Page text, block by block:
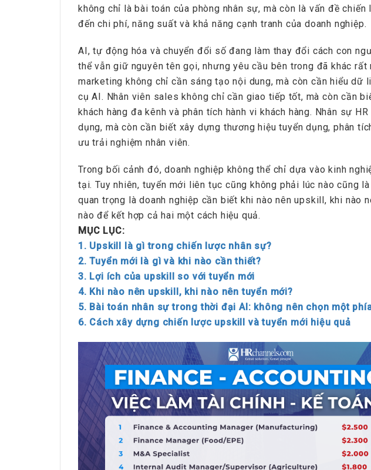
không chỉ là bài toán của phòng nhân sự, mà còn là vấn đề
đến chi phí, năng suất và khả năng cạnh tranh của doanh nghiệp.
AI, tự động hóa và chuyển đổi số đang làm thay đổi cách con
thể vẫn giữ nguyên tên gọi, nhưng yêu cầu bên trong đã khác rất
marketing không chỉ cần sáng tạo nội dung, mà còn cần hiểu dữ
cụ AI. Nhân viên sales không chỉ cần giao tiếp tốt, mà còn cần
khách hàng đa kênh và phân tích hành vi khách hàng. Nhân sự
dụng, mà còn cần biết xây dựng thương hiệu tuyển dụng, phân
ưu trải nghiệm nhân viên.
Trong bối cảnh đó, doanh nghiệp không thể chỉ dựa vào kinh
tại. Tuy nhiên, tuyển mới liên tục cũng không phải lúc nào cũng
quan trọng là doanh nghiệp cần biết khi nào nên upskill, khi nào
nào để kết hợp cả hai một cách hiệu quả.
MỤC LỤC:
1. Upskill là gì trong chiến lược nhân sự?
2. Tuyển mới là gì và khi nào cần thiết?
3. Lợi ích của upskill so với tuyển mới
4. Khi nào nên upskill, khi nào nên tuyển mới?
5. Bài toán nhân sự trong thời đại AI: không nên chọn một
6. Cách xây dựng chiến lược upskill và tuyển mới hiệu quả